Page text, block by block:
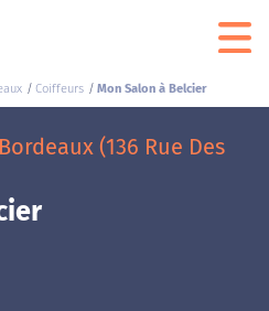
Coiffeurs Mon Salon à Belcier
(136 Rue Des